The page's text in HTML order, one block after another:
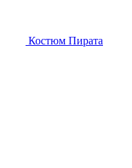
Костюм Пирата